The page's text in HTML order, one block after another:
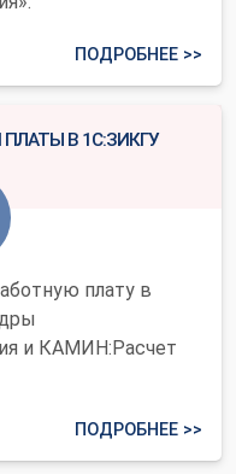
ПОДРОБНЕЕ >>
В 1С:ЗИКГУ
плату в
и КАМИН:Расчет
ПОДРОБНЕЕ >>